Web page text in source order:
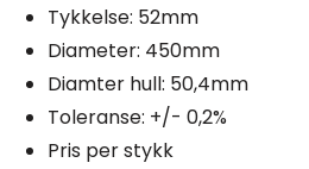
Tykkelse: 52mm
Diameter: 450mm
Diamter hull: 50,4mm
Toleranse: +/- 0,2%
Pris per stykk